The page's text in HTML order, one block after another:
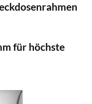
für höchste